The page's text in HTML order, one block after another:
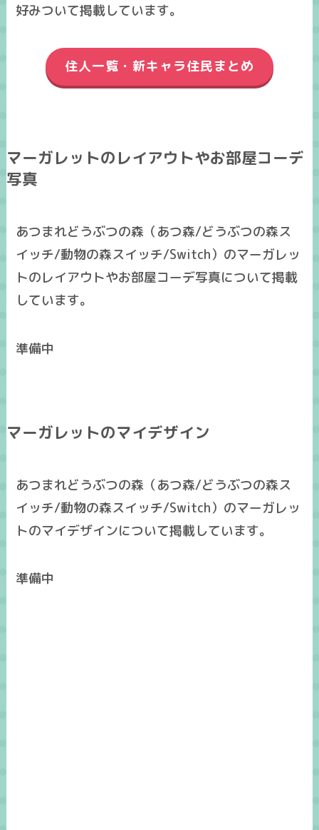
好みついて掲載しています。
住人一覧・新キャラ住民まとめ
マーガレットのレイアウトやお部屋コーデ
写真
あつまれどうぶつの森（あつ森/どうぶつの森ス
イッチ/動物の森スイッチ/Switch）のマーガレッ
トのレイアウトやお部屋コーデ写真について掲載
しています。
準備中
マーガレットのマイデザイン
あつまれどうぶつの森（あつ森/どうぶつの森ス
イッチ/動物の森スイッチ/Switch）のマーガレッ
トのマイデザインについて掲載しています。
準備中